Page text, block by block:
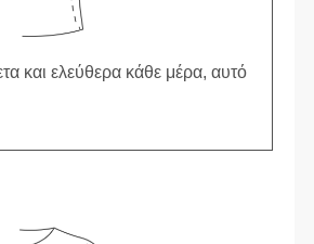
και ελεύθερα κάθε μέρα, αυτό